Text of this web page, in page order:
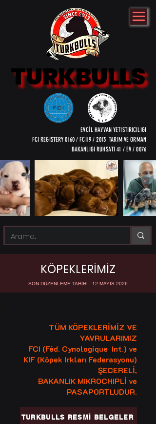
TURKBULLS
TURKBULLS
EVCİL HAYVAN YETISTIRICILIGI
FCI REGISTERY 0160 / FCI19 / 2013 TARIM VE ORMAN
BAKANLIGI RUHSATI 41 / EV / 0076
KÖPEKLERİMİZ
SON DÜZENLEME TARİHİ : 12 MAYIS 2026
TÜM KÖPEKLERİMİZ VE
YAVRULARIMIZ
FCI (Féd. Cynologique Int.) ve
KIF (Köpek Irkları Federasyonu)
ŞECERELİ,
BAKANLIK MIKROCHIPLİ ve
PASAPORTLUDUR.
TURKBULLS RESMİ BELGELER